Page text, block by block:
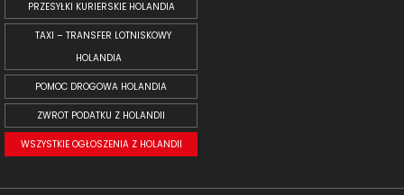
PRZESYŁKI KURIERSKIE HOLANDIA
TAXI – TRANSFER LOTNISKOWY
HOLANDIA
POMOC DROGOWA HOLANDIA
ZWROT PODATKU Z HOLANDII
WSZYSTKIE OGŁOSZENIA Z HOLANDII